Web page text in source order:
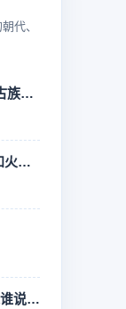
发愁
代、
藏族与蒙古族_藏族与蒙古族有着相似的基因
不知火舞的特别服务(不知火舞的特别训练)
保密委员会要搞个班子是谁说的-谁指出保密委员会要搞几个班子